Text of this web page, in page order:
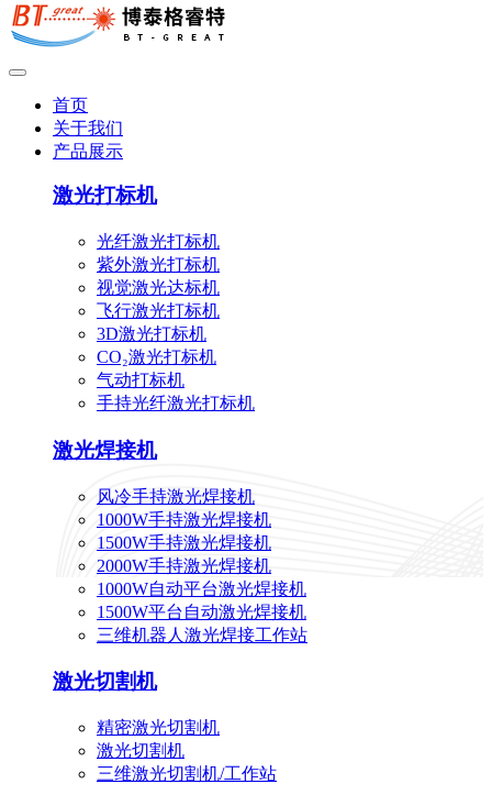
首页
关于我们
产品展示
激光打标机
光纤激光打标机
紫外激光打标机
视觉激光达标机
飞行激光打标机
3D激光打标机
CO₂激光打标机
气动打标机
手持光纤激光打标机
激光焊接机
风冷手持激光焊接机
1000W手持激光焊接机
1500W手持激光焊接机
2000W手持激光焊接机
1000W自动平台激光焊接机
1500W平台自动激光焊接机
三维机器人激光焊接工作站
激光切割机
精密激光切割机
激光切割机
三维激光切割机/工作站